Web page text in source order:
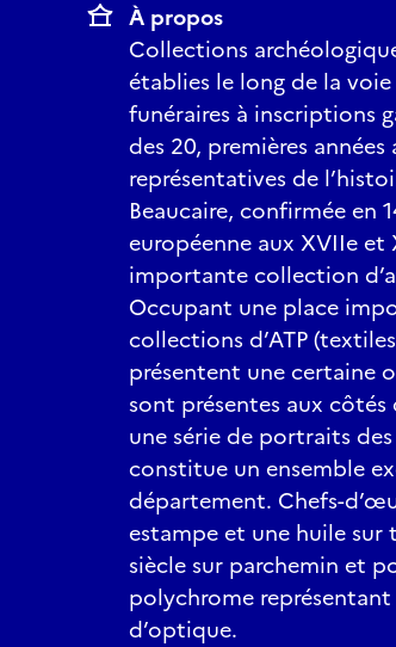
À propos
Collections
établies le long de la
funéraires à inscriptions
des 20, premières
représentatives de
Beaucaire, confirmée en
européenne aux XVIIe et
importante collection
Occupant une place
collections d’ATP
présentent une certaine
sont présentes aux côtés
une série de portraits
constitue un ensemble
département. Chefs-
estampe et une huile
siècle sur parchemin et
polychrome
d’optique.